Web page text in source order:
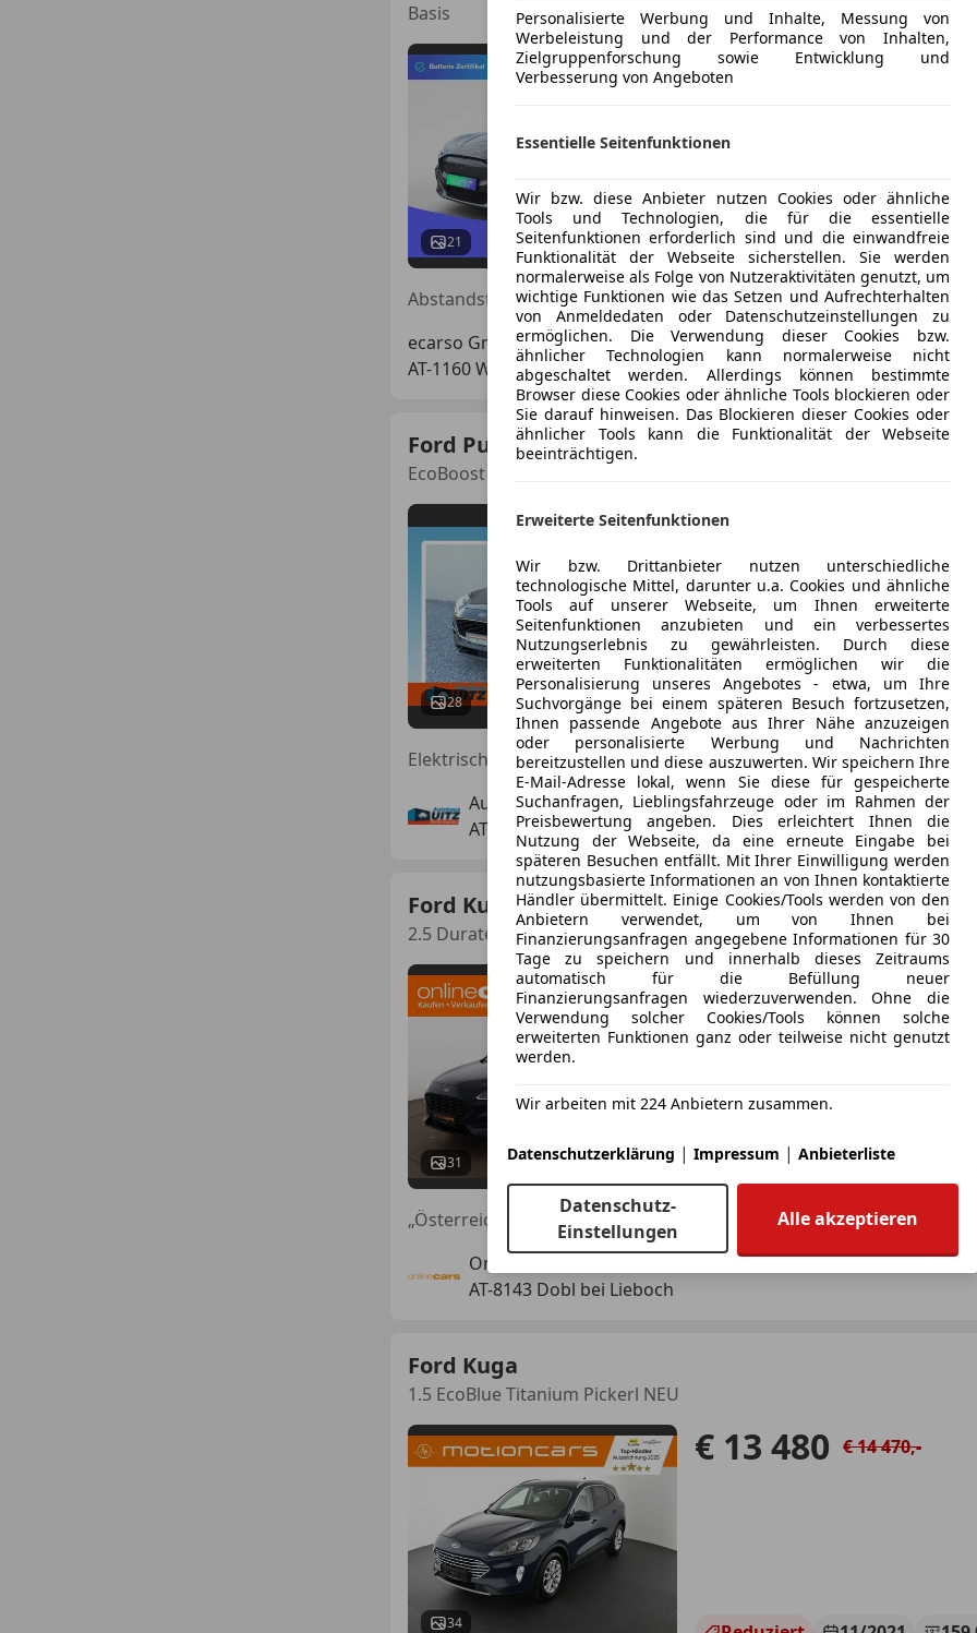
Basis
21
€ 25 500 1
08/2021 63 946 km
ecarso GmbH
AT-1160 Wien
Ford Puma
EcoBoost Titanium AUT+RFK+Navi+KeyGo
28
€ 17 480
Neu 07/2022 32 992 km
Autohaus UITZ GmbH
AT-8330 Feldbach
Ford Kuga
2.5 Duratec PHEV ST-Line X Aut LED LEDER NAV
31
€ 21 490
„Österreichs größtes Gebrauchtwagen-Outlet“
Onlinecars Vertriebs GmbH
AT-8143 Dobl bei Lieboch
Ford Kuga
1.5 EcoBlue Titanium Pickerl NEU
34
€ 13 480 € 14 470,-
Personalisierte Werbung und Inhalte, Messung von
Werbeleistung und der Performance von Inhalten,
Zielgruppenforschung sowie Entwicklung und
Verbesserung von Angeboten
Essentielle Seitenfunktionen
Wir bzw. diese Anbieter nutzen Cookies oder ähnliche
Tools und Technologien, die für die essentielle
Seitenfunktionen erforderlich sind und die einwandfreie
Funktionalität der Webseite sicherstellen. Sie werden
normalerweise als Folge von Nutzeraktivitäten genutzt, um
wichtige Funktionen wie das Setzen und Aufrechterhalten
von Anmeldedaten oder Datenschutzeinstellungen zu
ermöglichen. Die Verwendung dieser Cookies bzw.
ähnlicher Technologien kann normalerweise nicht
abgeschaltet werden. Allerdings können bestimmte
Browser diese Cookies oder ähnliche Tools blockieren oder
Sie darauf hinweisen. Das Blockieren dieser Cookies oder
ähnlicher Tools kann die Funktionalität der Webseite
beeinträchtigen.
Erweiterte Seitenfunktionen
Wir bzw. Drittanbieter nutzen unterschiedliche
technologische Mittel, darunter u.a. Cookies und ähnliche
Tools auf unserer Webseite, um Ihnen erweiterte
Seitenfunktionen anzubieten und ein verbessertes
Nutzungserlebnis zu gewährleisten. Durch diese
erweiterten Funktionalitäten ermöglichen wir die
Personalisierung unseres Angebotes - etwa, um Ihre
Suchvorgänge bei einem späteren Besuch fortzusetzen,
Ihnen passende Angebote aus Ihrer Nähe anzuzeigen
oder personalisierte Werbung und Nachrichten
bereitzustellen und diese auszuwerten. Wir speichern Ihre
E-Mail-Adresse lokal, wenn Sie diese für gespeicherte
Suchanfragen, Lieblingsfahrzeuge oder im Rahmen der
Preisbewertung angeben. Dies erleichtert Ihnen die
Nutzung der Webseite, da eine erneute Eingabe bei
späteren Besuchen entfällt. Mit Ihrer Einwilligung werden
nutzungsbasierte Informationen an von Ihnen kontaktierte
Händler übermittelt. Einige Cookies/Tools werden von den
Anbietern verwendet, um von Ihnen bei
Finanzierungsanfragen angegebene Informationen für 30
Tage zu speichern und innerhalb dieses Zeitraums
automatisch für die Befüllung neuer
Finanzierungsanfragen wiederzuverwenden. Ohne die
Verwendung solcher Cookies/Tools können solche
erweiterten Funktionen ganz oder teilweise nicht genutzt
werden.
Wir arbeiten mit 224 Anbietern zusammen.
Datenschutzerklärung | Impressum | Anbieterliste
Datenschutz-
Einstellungen
Alle akzeptieren